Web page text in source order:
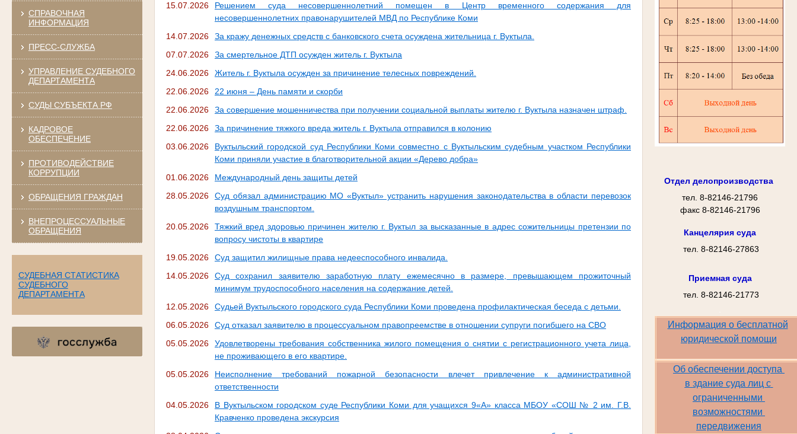
СПРАВОЧНАЯ
ИНФОРМАЦИЯ
ПРЕСС-СЛУЖБА
УПРАВЛЕНИЕ СУДЕБНОГО
ДЕПАРТАМЕНТА
СУДЫ СУБЪЕКТА РФ
КАДРОВОЕ
ОБЕСПЕЧЕНИЕ
ПРОТИВОДЕЙСТВИЕ
КОРРУПЦИИ
ОБРАЩЕНИЯ ГРАЖДАН
ВНЕПРОЦЕССУАЛЬНЫЕ
ОБРАЩЕНИЯ
СУДЕБНАЯ СТАТИСТИКА
СУДЕБНОГО
ДЕПАРТАМЕНТА
Отдел делопроизводства
тел. 8-82146-21796
факс 8-82146-21796
Канцелярия суда
тел. 8-82146-27863
Приемная суда
тел. 8-82146-21773
Информация о бесплатной
юридической помощи
Об обеспечении доступа
в здание суда лиц с
ограниченными
возможностями
передвижения
15.07.2026
Решением суда несовершеннолетний помещен в Центр временного содержания для
несовершеннолетних правонарушителей МВД по Республике Коми
14.07.2026
За кражу денежных средств с банковского счета осуждена жительница г. Вуктыла.
07.07.2026
За смертельное ДТП осужден житель г. Вуктыла
24.06.2026
Житель г. Вуктыла осужден за причинение телесных повреждений.
22.06.2026
22 июня – День памяти и скорби
22.06.2026
За совершение мошенничества при получении социальной выплаты жителю г. Вуктыла назначен штраф.
22.06.2026
За причинение тяжкого вреда житель г. Вуктыла отправился в колонию
03.06.2026
Вуктыльский городской суд Республики Коми совместно с Вуктыльским судебным участком Республики
Коми приняли участие в благотворительной акции «Дерево добра»
01.06.2026
Международный день защиты детей
28.05.2026
Суд обязал администрацию МО «Вуктыл» устранить нарушения законодательства в области перевозок
воздушным транспортом.
20.05.2026
Тяжкий вред здоровью причинен жителю г. Вуктыл за высказанные в адрес сожительницы претензии по
вопросу чистоты в квартире
19.05.2026
Суд защитил жилищные права недееспособного инвалида.
14.05.2026
Суд сохранил заявителю заработную плату ежемесячно в размере, превышающем прожиточный
минимум трудоспособного населения на содержание детей.
12.05.2026
Судьей Вуктыльского городского суда Республики Коми проведена профилактическая беседа с детьми.
06.05.2026
Суд отказал заявителю в процессуальном правопреемстве в отношении супруги погибшего на СВО
05.05.2026
Удовлетворены требования собственника жилого помещения о снятии с регистрационного учета лица,
не проживающего в его квартире.
05.05.2026
Неисполнение требований пожарной безопасности влечет привлечение к административной
ответственности
04.05.2026
В Вуктыльском городском суде Республики Коми для учащихся 9«А» класса МБОУ «СОШ № 2 им. Г.В.
Кравченко проведена экскурсия